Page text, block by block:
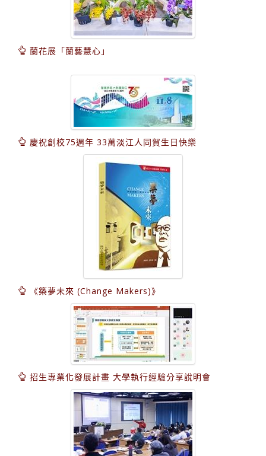
蘭花展「蘭藝慧心」
慶祝創校75週年 33萬淡江人同賀生日快樂
《築夢未來 (Change Makers)》
招生專業化發展計畫 大學執行經驗分享說明會